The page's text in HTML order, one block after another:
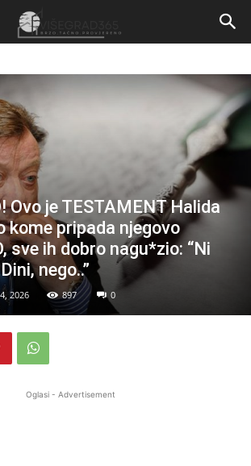
Ovo je TESTAMENT Halida
kome pripada njegovo
sve ih dobro nagu*zio: “Ni
nego..”
2026 897 0
Oglasi - Advertisement